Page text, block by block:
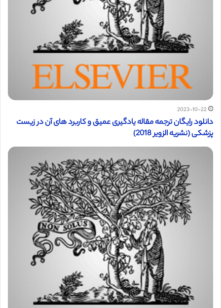
2023-10-22
دانلود رایگان ترجمه مقاله یادگیری عمیق و کاربرد های آن در زیست
پزشکی (نشریه الزویر 2018)